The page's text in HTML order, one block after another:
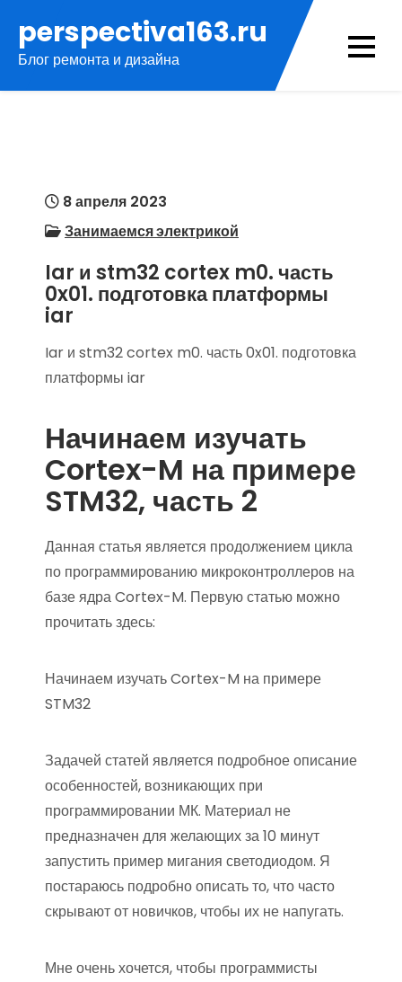
содержимому
perspectiva163.ru
Блог ремонта и дизайна
8 апреля 2023
Занимаемся электрикой
Iar и stm32 cortex m0. часть
0x01. подготовка платформы
iar
Iar и stm32 cortex m0. часть 0x01. подготовка
платформы iar
Начинаем изучать
Cortex-M на примере
STM32, часть 2
Данная статья является продолжением цикла
по программированию микроконтроллеров на
базе ядра Cortex-M. Первую статью можно
прочитать здесь:
Начинаем изучать Cortex-M на примере
STM32
Задачей статей является подробное описание
особенностей, возникающих при
программировании МК. Материал не
предназначен для желающих за 10 минут
запустить пример мигания светодиодом. Я
постараюсь подробно описать то, что часто
скрывают от новичков, чтобы их не напугать.
Мне очень хочется, чтобы программисты